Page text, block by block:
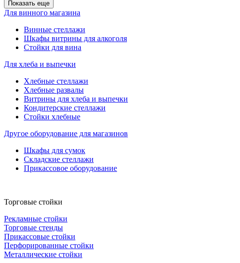
Показать еще
Для винного магазина
Винные стеллажи
Шкафы витрины для алкоголя
Стойки для вина
Для хлеба и выпечки
Хлебные стеллажи
Хлебные развалы
Витрины для хлеба и выпечки
Кондитерские стеллажи
Стойки хлебные
Другое оборудование для магазинов
Шкафы для сумок
Складские стеллажи
Прикассовое оборудование
Торговые стойки
Рекламные стойки
Торговые стенды
Прикассовые стойки
Перфорированные стойки
Металлические стойки